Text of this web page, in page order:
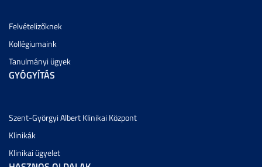
Felvételizőknek
Kollégiumaink
Tanulmányi ügyek
GYÓGYÍTÁS
Szent-Györgyi Albert Klinikai Központ
Klinikák
Klinikai ügyelet